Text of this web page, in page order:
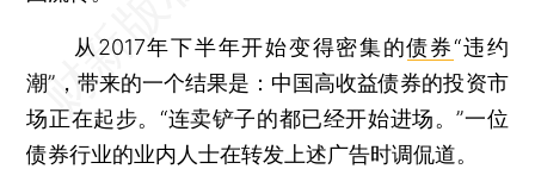
从2017年下半年开始变得密集的债券“违约
潮”，带来的一个结果是：中国高收益债券的投资市
场正在起步。“连卖铲子的都已经开始进场。”一位
债券行业的业内人士在转发上述广告时调侃道。